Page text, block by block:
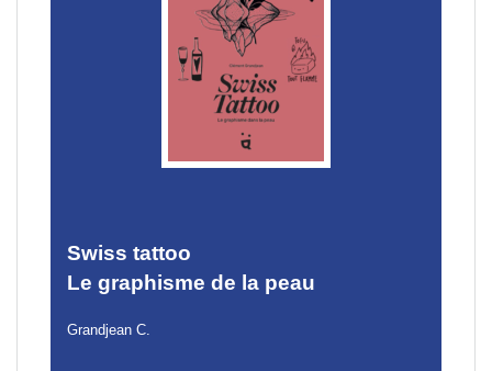
Swiss tattoo
Le graphisme de la peau
Grandjean C.